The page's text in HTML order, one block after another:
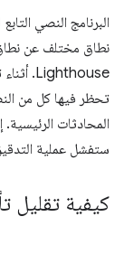
البرنامج النصي
تحظر فيها كل من
ستفشل عملية
كيفية تقليل